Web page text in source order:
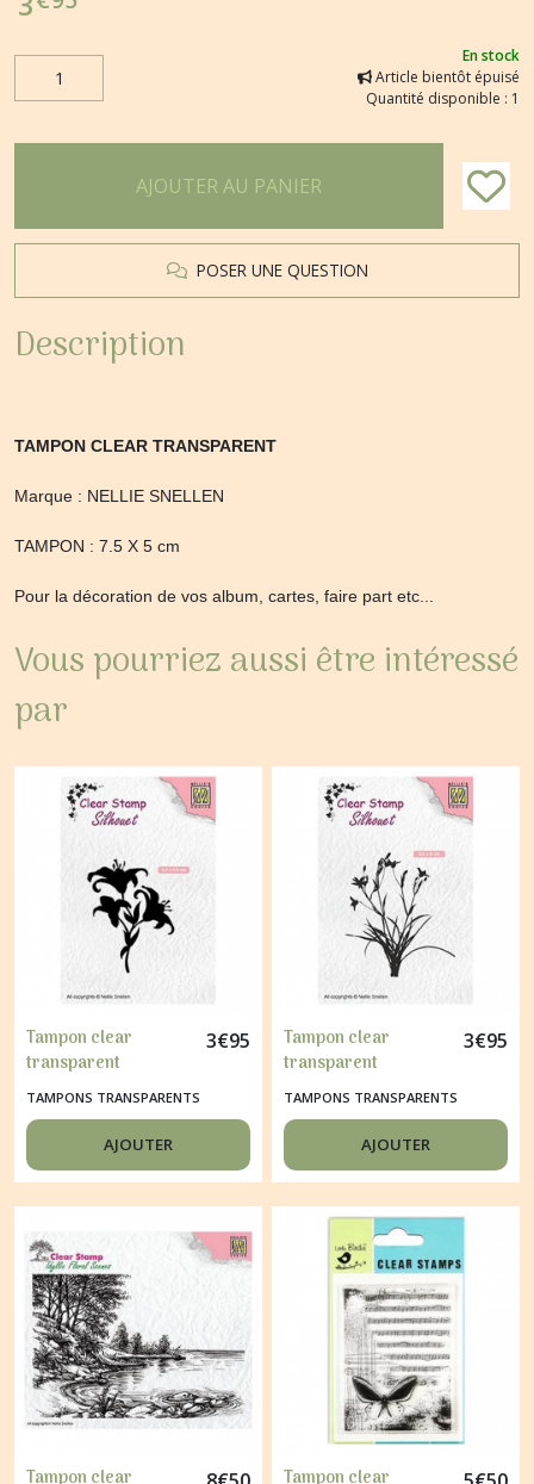
En stock
Article bientôt épuisé
Quantité disponible : 1
AJOUTER AU PANIER
POSER UNE QUESTION
Description
TAMPON CLEAR TRANSPARENT
Marque : NELLIE SNELLEN
TAMPON : 7.5 X 5 cm
Pour la décoration de vos album, cartes, faire part etc...
Vous pourriez aussi être intéressé
par
Tampon clear
transparent
scrapbooking Nellie
Snellen FLEUR LYS
052
3€95
TAMPONS TRANSPARENTS
AJOUTER
Tampon clear
transparent
scrapbooking Nellie
Snellen HERBE 055
3€95
TAMPONS TRANSPARENTS
AJOUTER
Tampon clear
Tampon clear